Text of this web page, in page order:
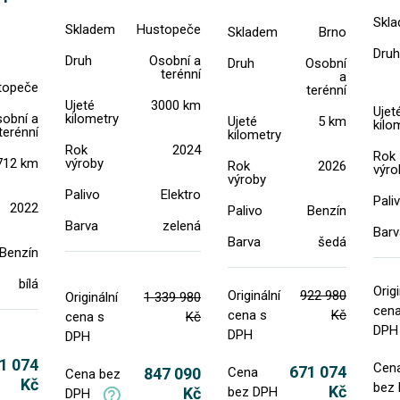
a
km
2022
Benzín
bílá
074
Kč
Skladem
Hustopeče
Druh
Osobní a
terénní
Ujeté
kilometry
3000 km
Rok
výroby
2024
Palivo
Elektro
Barva
zelená
Originální
cena s
DPH
1 339 980
Kč
Cena bez
DPH
847 090
Kč
Skladem
Brno
Druh
Osobní
a
terénní
Ujeté
kilometry
5 km
Rok
výroby
2026
Palivo
Benzín
Barva
šedá
Originální
cena s
DPH
922 980
Kč
Cena
bez DPH
671 074
Kč
Druh
Rok
DPH
bez